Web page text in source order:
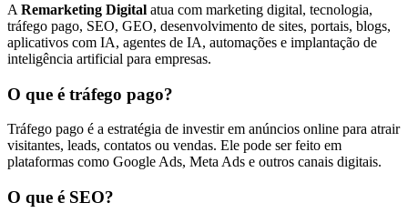
A Remarketing Digital atua com marketing digital, tecnologia,
tráfego pago, SEO, GEO, desenvolvimento de sites, portais, blogs,
aplicativos com IA, agentes de IA, automações e implantação de
inteligência artificial para empresas.
O que é tráfego pago?
Tráfego pago é a estratégia de investir em anúncios online para atrair
visitantes, leads, contatos ou vendas. Ele pode ser feito em
plataformas como Google Ads, Meta Ads e outros canais digitais.
O que é SEO?